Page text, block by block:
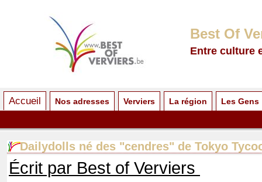
Best Of
Entre culture
Accueil Nos adresses Verviers La région Les Gens
Dailydolls né des "cendres" de Tokyo
Écrit par Best of Verviers